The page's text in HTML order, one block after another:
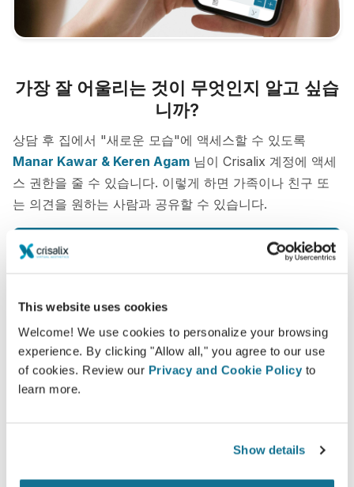
This website uses cookies
Welcome! We use cookies to personalize your browsing
experience. By clicking "Allow all," you agree to our use
of cookies. Review our Privacy and Cookie Policy to
learn more.
Show details
가장 잘 어울리는 것이 무엇인지 알고 싶습
니까?
상담 후 집에서 "새로운 모습"에 액세스할 수 있도록
Manar Kawar & Keren Agam 님이 Crisalix 계정에 액세
스 권한을 줄 수 있습니다. 이렇게 하면 가족이나 친구 또
는 의견을 원하는 사람과 공유할 수 있습니다.
당신의 새로운 모습을 지금 보세요!
쉽고 안전
Crisalix는 항상 개인 정보를 보호하는 데 전념합니다.